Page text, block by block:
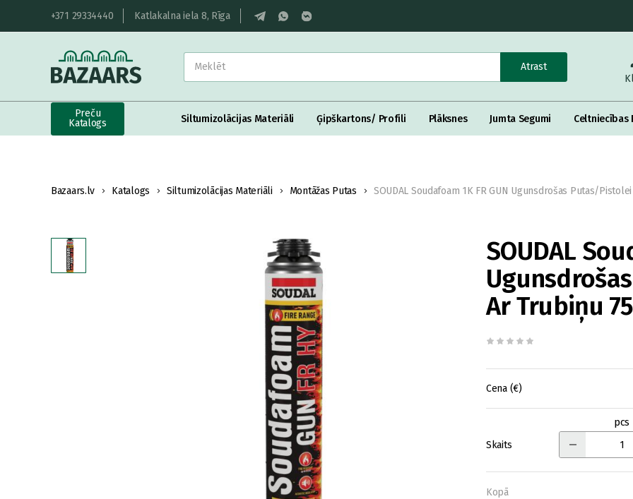
+371 29334440 Katlakalna iela 8, Rīga
Atrast
Preču
Katalogs
Siltumizolācijas Materiāli Ģipškartons/ Profili Plāksnes Jumta Segumi Celtniecības
Bazaars.lv Katalogs Siltumizolācijas Materiāli Montāžas Putas SOUDAL Soudafoam 1K FR GUN Ugunsdrošas Putas/
SOUDAL
Ar Trubiņu
Cena (€)
Skaits
pcs
Kopā